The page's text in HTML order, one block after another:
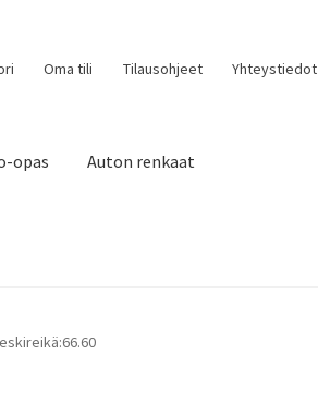
Oma tili Tilausohjeet Yhteystiedot
opas Auton renkaat